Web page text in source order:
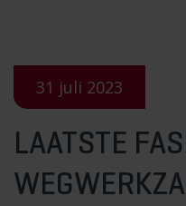
31 juli 2023
LAATSTE